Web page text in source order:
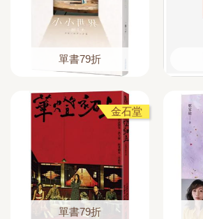
單書79折
金石堂
單書79折